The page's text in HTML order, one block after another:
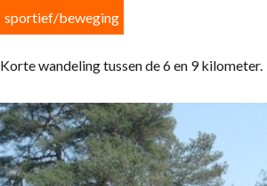
sportief/beweging
Korte wandeling tussen de 6 en 9 kilometer.